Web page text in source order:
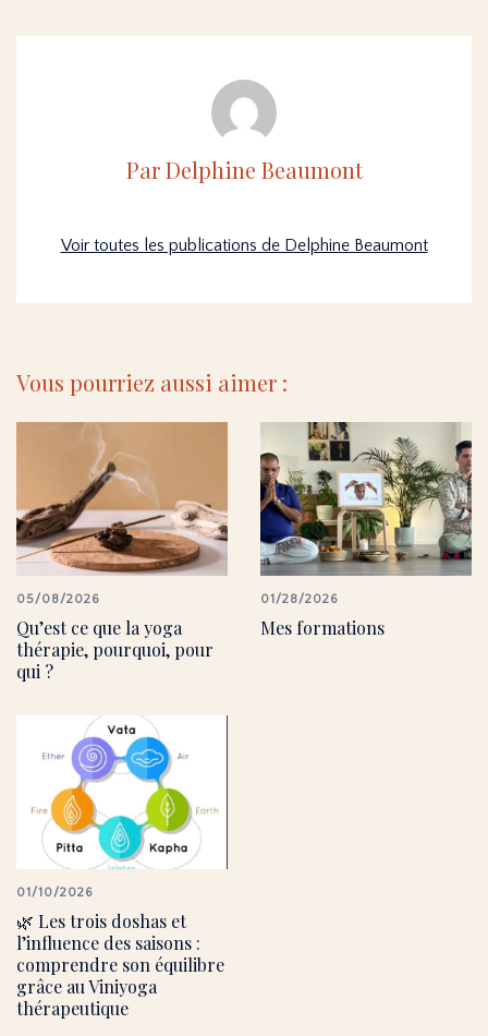
Par Delphine Beaumont
Voir toutes les publications de Delphine Beaumont
Vous pourriez aussi aimer :
05/08/2026
Qu’est ce que la yoga
thérapie, pourquoi, pour
qui ?
01/28/2026
Mes formations
01/10/2026
🌿 Les trois doshas et
l’influence des saisons :
comprendre son équilibre
grâce au Viniyoga
thérapeutique